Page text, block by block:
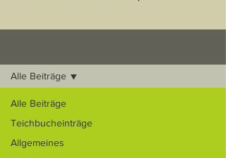
Alle Beiträge
Teichbucheinträge
Allgemeines
Alle Beiträge